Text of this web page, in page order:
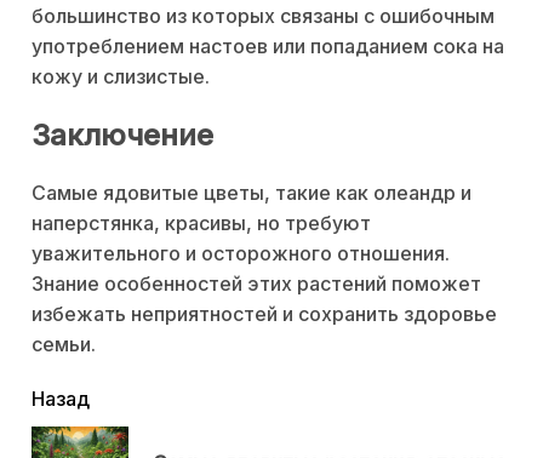
большинство из которых связаны с ошибочным
употреблением настоев или попаданием сока на
кожу и слизистые.
Заключение
Самые ядовитые цветы, такие как олеандр и
наперстянка, красивы, но требуют
уважительного и осторожного отношения.
Знание особенностей этих растений поможет
избежать неприятностей и сохранить здоровье
семьи.
читать
еще
Назад